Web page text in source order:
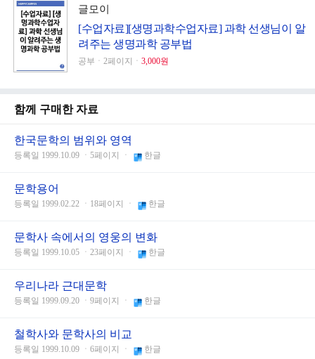
글모이
[수업자료][생명과학수업자료] 과학 선생님이 알
려주는 생명과학 공부법
공부ㆍ2페이지ㆍ 3,000원
함께 구매한 자료
한국문학의 범위와 영역
등록일 1999.10.09 ㆍ5페이지 ㆍ 한글
문학용어
등록일 1999.02.22 ㆍ18페이지 ㆍ 한글
문학사 속에서의 영웅의 변화
등록일 1999.10.05 ㆍ23페이지 ㆍ 한글
우리나라 근대문학
등록일 1999.09.20 ㆍ9페이지 ㆍ 한글
철학사와 문학사의 비교
등록일 1999.10.09 ㆍ6페이지 ㆍ 한글